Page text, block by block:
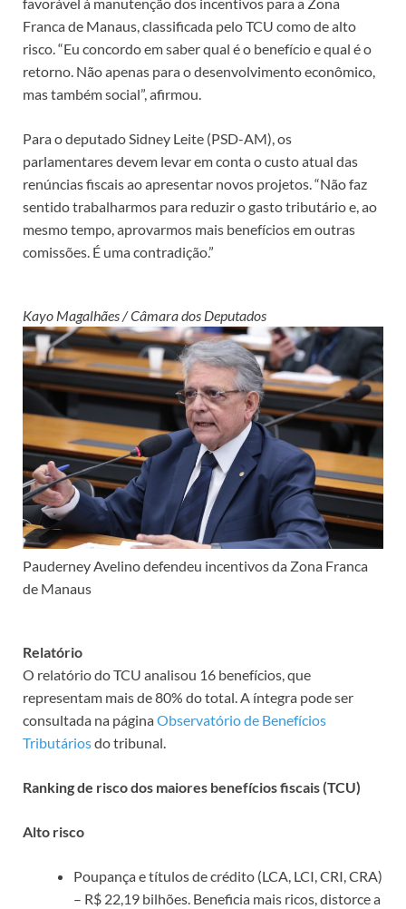
Franca de Manaus, classificada pelo TCU como de alto
risco. “Eu concordo em saber qual é o benefício e qual é o
retorno. Não apenas para o desenvolvimento econômico,
mas também social”, afirmou.
Para o deputado Sidney Leite (PSD-AM), os
parlamentares devem levar em conta o custo atual das
renúncias fiscais ao apresentar novos projetos. “Não faz
sentido trabalharmos para reduzir o gasto tributário e, ao
mesmo tempo, aprovarmos mais benefícios em outras
comissões. É uma contradição.”
Kayo Magalhães / Câmara dos Deputados
Pauderney Avelino defendeu incentivos da Zona Franca
de Manaus
Relatório
O relatório do TCU analisou 16 benefícios, que
representam mais de 80% do total. A íntegra pode ser
consultada na páginaObservatório de Benefícios
Tributáriosdo tribunal.
Ranking de risco dos maiores benefícios fiscais (TCU)
Alto risco
Poupança e títulos de crédito (LCA, LCI, CRI, CRA)
– R$ 22,19 bilhões. Beneficia mais ricos, distorce a